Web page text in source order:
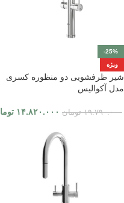
-25%
ویژه
شیر ظرفشویی دو منظوره کسری
مدل آکوالیس
۱۹.۷۹۰.۰۰۰ تومان ۱۴.۸۲۰.۰۰۰